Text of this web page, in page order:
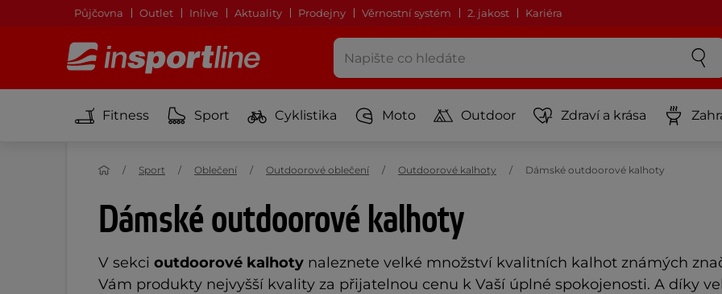
Půjčovna Outlet Inlive Aktuality Prodejny Věrnostní systém 2. jakost Kariéra
Fitness Sport Cyklistika Moto Outdoor Zdraví a krása
Dámské outdoorové kalhoty
V sekci outdoorové kalhoty naleznete velké množství kvalitních kalhot známých
Vám produkty nejvyšší kvality za přijatelnou cenu k Vaší úplné spokojenosti. A díky
Sport Oblečení Outdoorové oblečení Outdoorové kalhoty Dámské outdoorové kalhoty